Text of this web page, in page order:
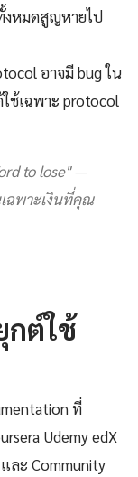
งหมดสูญหายไป
อาจมี bug ใน
ช้เฉพาะ protocol
to lose" —
ฉพาะเงินที่คุณ
กต์ใช้
ที่
Udemy edX
ละ Community